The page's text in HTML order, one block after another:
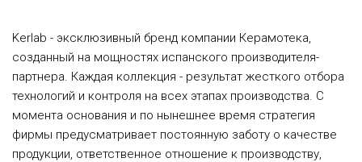
Kerlab - эксклюзивный бренд компании Керамотека,
созданный на мощностях испанского производителя-
партнера. Каждая коллекция - результат жесткого отбора
технологий и контроля на всех этапах производства. С
момента основания и по нынешнее время стратегия
фирмы предусматривает постоянную заботу о качестве
продукции, ответственное отношение к производству,